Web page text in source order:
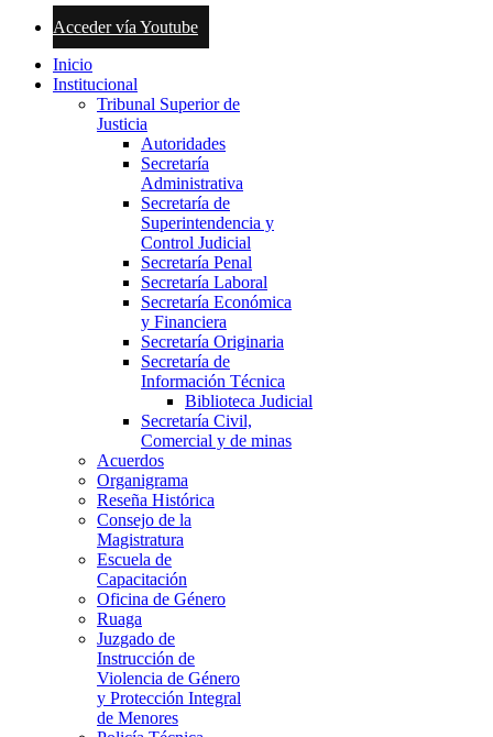
Acceder vía Youtube
Inicio
Institucional
Tribunal Superior de
Justicia
Autoridades
Secretaría
Administrativa
Secretaría de
Superintendencia y
Control Judicial
Secretaría Penal
Secretaría Laboral
Secretaría Económica
y Financiera
Secretaría Originaria
Secretaría de
Información Técnica
Biblioteca Judicial
Secretaría Civil,
Comercial y de minas
Acuerdos
Organigrama
Reseña Histórica
Consejo de la
Magistratura
Escuela de
Capacitación
Oficina de Género
Ruaga
Juzgado de
Instrucción de
Violencia de Género
y Protección Integral
de Menores